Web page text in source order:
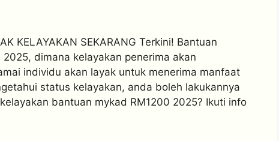
KELAYAKAN SEKARANG Terkini! Bantuan
dimana kelayakan penerima akan
individu akan layak untuk menerima manfaat
status kelayakan, anda boleh lakukannya
bantuan mykad RM1200 2025? Ikuti info